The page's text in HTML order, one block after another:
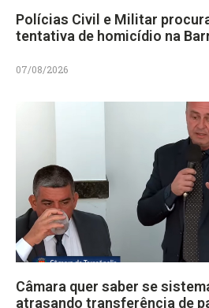
Polícias Civil e Militar
tentativa de homicídio na
07/08/2026
Câmara quer saber se
atrasando transferência de